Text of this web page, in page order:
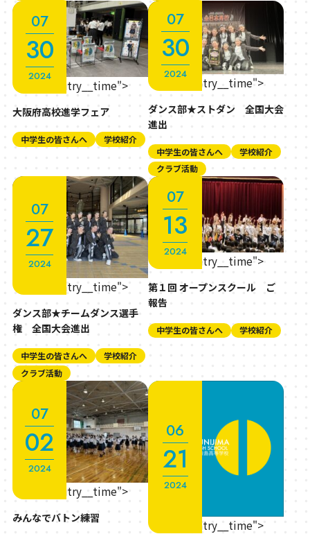
2024
07
30
" class="entry__time">
大阪府高校進学フェア
中学生の皆さんへ 学校紹介
2024
07
30
" class="entry__time">
ダンス部★ストダン 全国大会
進出
中学生の皆さんへ
学校紹介
クラブ活動
2024
07
27
" class="entry__time">
ダンス部★チームダンス選手
権 全国大会進出
中学生の皆さんへ
学校紹介
クラブ活動
2024
07
13
" class="entry__time">
第１回 オープンスクール ご
報告
中学生の皆さんへ 学校紹介
2024
07
02
" class="entry__time">
みんなでバトン練習
2024
06
21
" class="entry__time">